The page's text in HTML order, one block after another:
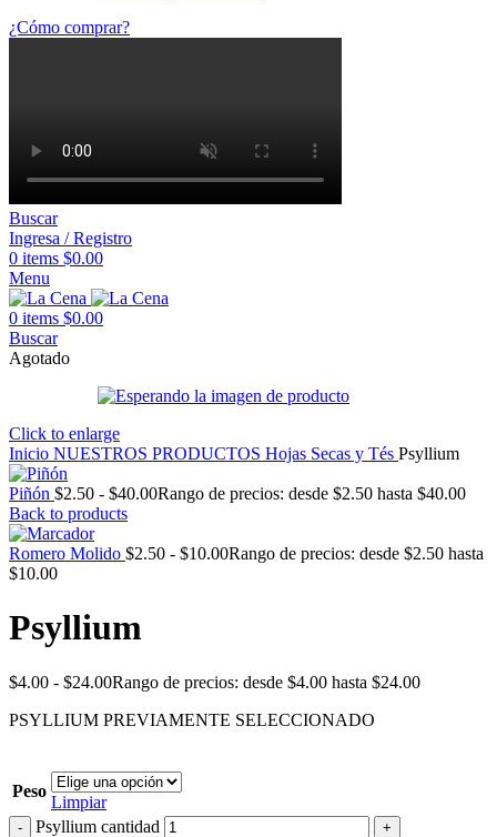
¿Cómo comprar?
Buscar
Ingresa / Registro
0 items $0.00
Menu
0 items $0.00
Buscar
Agotado
Click to enlarge
Inicio NUESTROS PRODUCTOS Hojas Secas y Tés Psyllium
Piñón $2.50 - $40.00Rango de precios: desde $2.50 hasta $40.00
Back to products
Romero Molido $2.50 - $10.00Rango de precios: desde $2.50 hasta
$10.00
Psyllium
$4.00 - $24.00Rango de precios: desde $4.00 hasta $24.00
PSYLLIUM PREVIAMENTE SELECCIONADO
Peso
Limpiar
Psyllium cantidad